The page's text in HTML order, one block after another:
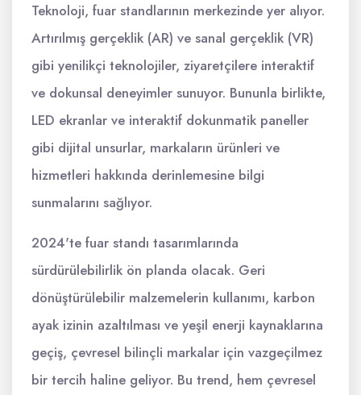
Teknoloji, fuar standlarının merkezinde yer alıyor.
Artırılmış gerçeklik (AR) ve sanal gerçeklik (VR)
gibi yenilikçi teknolojiler, ziyaretçilere interaktif
ve dokunsal deneyimler sunuyor. Bununla birlikte,
LED ekranlar ve interaktif dokunmatik paneller
gibi dijital unsurlar, markaların ürünleri ve
hizmetleri hakkında derinlemesine bilgi
sunmalarını sağlıyor.
2024'te fuar standı tasarımlarında
sürdürülebilirlik ön planda olacak. Geri
dönüştürülebilir malzemelerin kullanımı, karbon
ayak izinin azaltılması ve yeşil enerji kaynaklarına
geçiş, çevresel bilinçli markalar için vazgeçilmez
bir tercih haline geliyor. Bu trend, hem çevresel